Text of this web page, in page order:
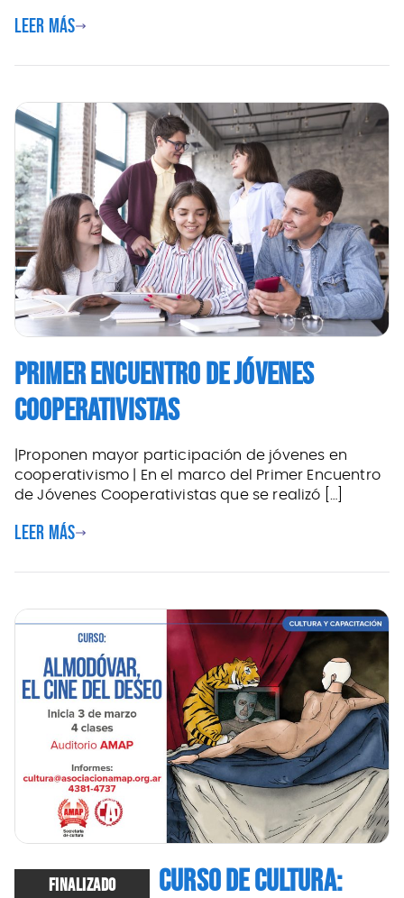
Leer más
PRIMER ENCUENTRO DE JÓVENES
COOPERATIVISTAS
|Proponen mayor participación de jóvenes en
cooperativismo | En el marco del Primer Encuentro
de Jóvenes Cooperativistas que se realizó […]
Leer más
FINALIZADO
CURSO DE CULTURA: